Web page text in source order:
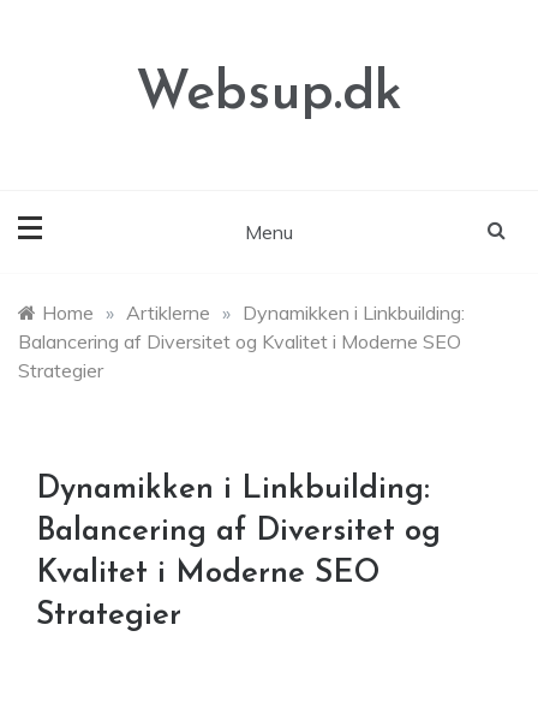
Websup.dk
Menu
Home » Artiklerne » Dynamikken i Linkbuilding:
Balancering af Diversitet og Kvalitet i Moderne SEO
Strategier
Dynamikken i Linkbuilding:
Balancering af Diversitet og
Kvalitet i Moderne SEO
Strategier